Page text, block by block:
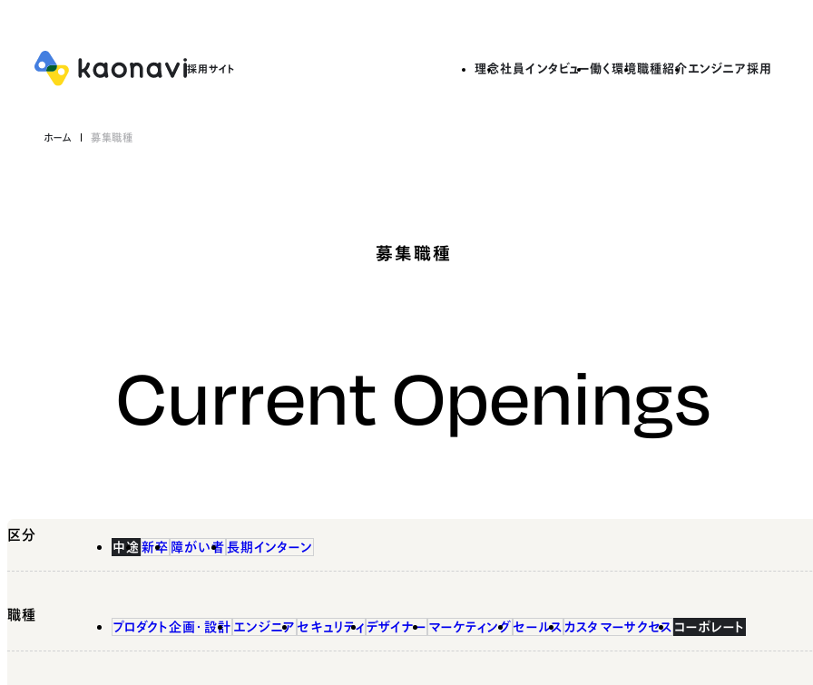
理念社員インタビュー働く環境職種紹介エンジニア採用
ホーム 募集職種
募集職種
Current Openings
区分
中途 新卒 障がい者 長期インターン
職種
プロダクト企画・設計 エンジニア セキュリティ デザイナー マーケティング セールス カスタマーサクセス コーポレート